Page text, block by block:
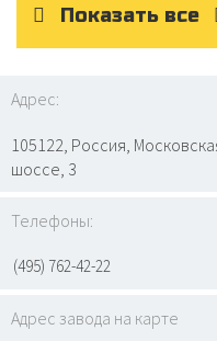
Показать все
Адрес:
105122, Россия,
шоссе, 3
Телефоны:
(495) 762-42-22
Адрес завода на карте